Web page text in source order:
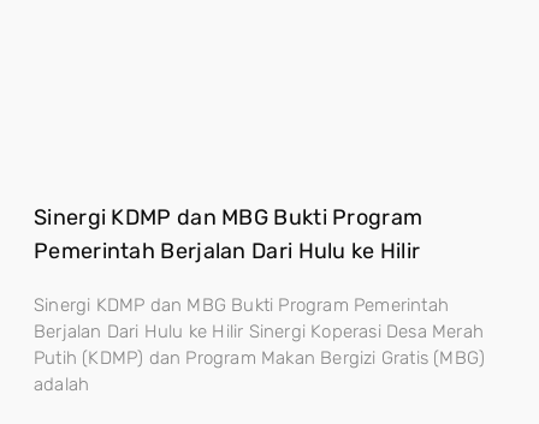
Sinergi KDMP dan MBG Bukti Program
Pemerintah Berjalan Dari Hulu ke Hilir
Sinergi KDMP dan MBG Bukti Program Pemerintah
Berjalan Dari Hulu ke Hilir Sinergi Koperasi Desa Merah
Putih (KDMP) dan Program Makan Bergizi Gratis (MBG)
adalah